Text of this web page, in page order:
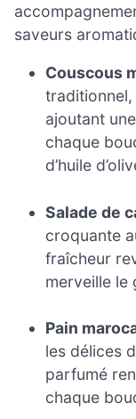
saveurs
Couscous
ajoutant
chaque
d’huile
Salade de
croquante
fraîcheur
merveille le
Pain
les délices
parfumé
chaque